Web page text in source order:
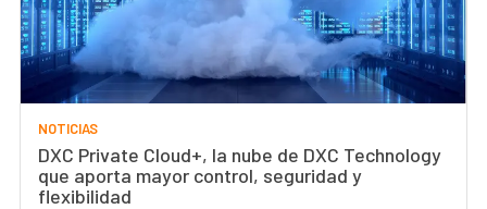
NOTICIAS
DXC Private Cloud+, la nube de DXC Technology
que aporta mayor control, seguridad y
flexibilidad